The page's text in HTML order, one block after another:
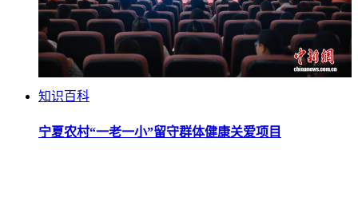
知识百科
宁夏农村“一老一小”留守群体健康关爱项目